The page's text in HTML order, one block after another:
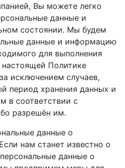
Вы можете легко
данные и
состоянии. Мы будем
данные и информацию
для выполнения
Политике
исключением случаев,
период хранения данных и
в соответствии с
разрешён им.
данные о
нам станет известно о
данные о